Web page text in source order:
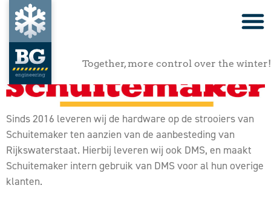
Together, more control over the winter!
Schuitemaker
Sinds 2016 leveren wij de hardware op de strooiers van
Schuitemaker ten aanzien van de aanbesteding van
Rijkswaterstaat. Hierbij leveren wij ook DMS, en maakt
Schuitemaker intern gebruik van DMS voor al hun overige
klanten.